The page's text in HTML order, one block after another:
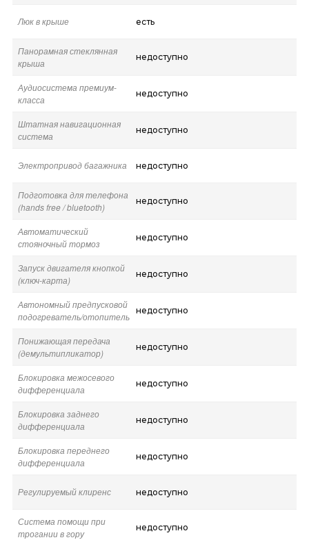
Люк в крыше есть
Панорамная стеклянная
крыша
недоступно
Аудиосистема премиум-
класса
недоступно
Штатная навигационная
система
недоступно
Электропривод багажника недоступно
Подготовка для телефона
(hands free / bluetooth)
недоступно
Автоматический
стояночный тормоз
недоступно
Запуск двигателя кнопкой
(ключ-карта)
недоступно
Автономный предпусковой
подогреватель/отопитель
недоступно
Понижающая передача
(демультипликатор)
недоступно
Блокировка межосевого
дифференциала
недоступно
Блокировка заднего
дифференциала
недоступно
Блокировка переднего
дифференциала
недоступно
Регулируемый клиренс недоступно
Система помощи при
трогании в гору
недоступно